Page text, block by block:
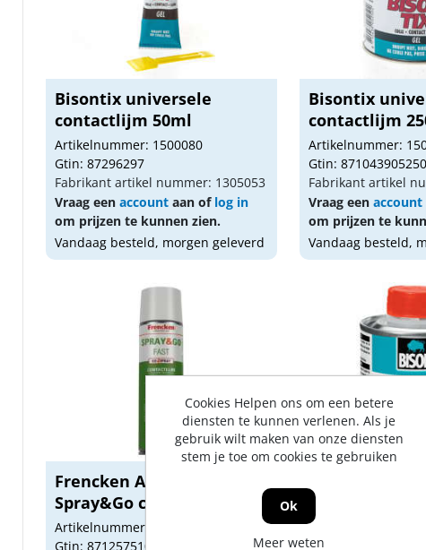
Bisontix universele
contactlijm 50ml
Artikelnummer: 1500080
Gtin: 87296297
Fabrikant artikel nummer: 1305053
Vraag een accountaan of log in
om prijzen te kunnen zien.
Vandaag besteld, morgen geleverd
Bisontix
contactlijm
Artikelnummer:
Gtin:
Fabrikant artikel
Vraag eenaccount
om prijzen te
Vandaag besteld,
Frencken AS1534
Spray&Go contactlijm
500...
Artikelnummer: 1503208
Gtin: 8712575100918
Verdunner/
Bison Kit...
Artikelnummer:
Gtin:
Cookies Helpen ons om een betere
diensten te kunnen verlenen. Als je
gebruik wilt maken van onze diensten
stem je toe om cookies te gebruiken
Ok
Meer weten